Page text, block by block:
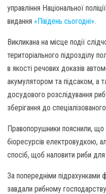
управління Національної
видання «Південь сьогодні».
Викликана на місце події
територіального підрозділу
в якості речових доказів
акумулятором та підсаком, а
досудового розслідування
зберігання до
Правопорушники пояснили, що
біоресурсів електровудкою,
спосіб, щоб наловити риби
За попередніми підрахунками
завдали рибному